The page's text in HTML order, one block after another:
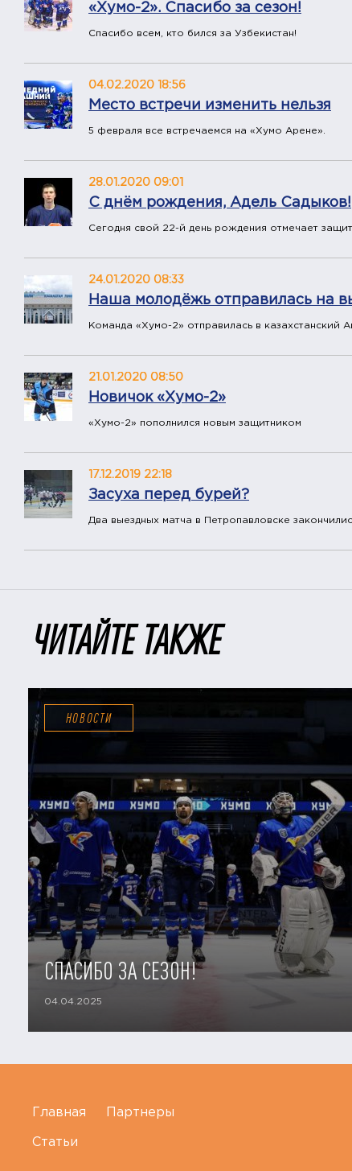
«Хумо-2». Спасибо за сезон!
Спасибо всем, кто бился за Узбекистан!
04.02.2020 18:56
Место встречи изменить нельзя
5 февраля все встречаемся на «Хумо Арене».
28.01.2020 09:01
С днём рождения, Адель Садыков!
Сегодня свой 22-й день рождения отмечает
24.01.2020 08:33
​Наша молодёжь отправилась на
Команда «Хумо-2» отправилась в казахстанский
21.01.2020 08:50
​Новичок «Хумо-2»
«Хумо-2» пополнился новым защитником
17.12.2019 22:18
Засуха перед бурей?
Два выездных матча в Петропавловске
ЧИТАЙТЕ ТАКЖЕ
НОВОСТИ
СПАСИБО ЗА СЕЗОН!
04.04.2025
Главная Партнеры
Статьи